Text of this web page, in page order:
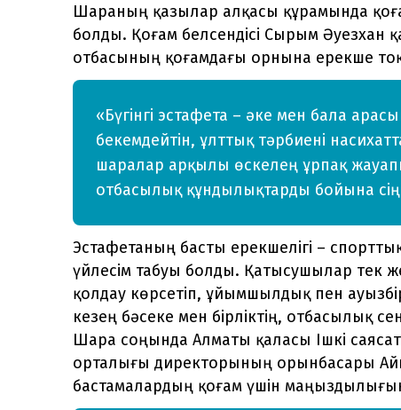
Шараның қазылар алқасы құрамында
болды. Қоғам белсендісі Сырым Әуезхан
отбасының қоғамдағы орнына ерекше
«Бүгінгі эстафета – әке мен бала
бекемдейтін, ұлттық тәрбиені
шаралар арқылы өскелең ұрпақ
отбасылық құндылықтарды бойына
Эстафетаның басты ерекшелігі –
үйлесім табуы болды. Қатысушылар тек
қолдау көрсетіп, ұйымшылдық пен
кезең бәсеке мен бірліктің, отбасылық
Шара соңында Алматы қаласы Ішкі
орталығы директорының орынбасары
бастамалардың қоғам үшін